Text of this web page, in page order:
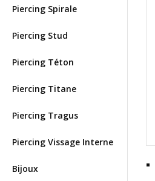
Piercing Spirale
Piercing Stud
Piercing Téton
Piercing Titane
Piercing Tragus
Piercing Vissage Interne
Bijoux